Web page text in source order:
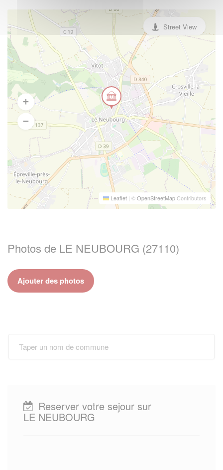
Leaflet | ©OpenStreetMapContributors
Street View
Photos de LE NEUBOURG (27110)
Ajouter des photos
Reserver votre sejour sur
LE NEUBOURG